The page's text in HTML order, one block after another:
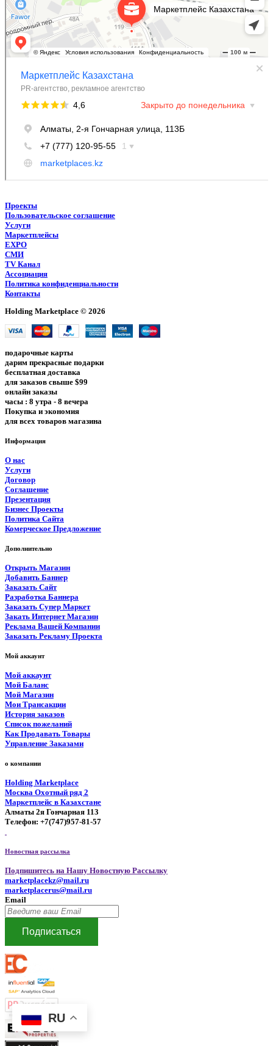
RU
Проекты
Пользовательское соглашение
Услуги
Маркетплейсы
EXPO
СМИ
TV Канал
Ассоциация
Политика конфиденциальности
Контакты
Holding Marketplace © 2026
подарочные карты
дарим прекрасные подарки
бесплатная доставка
для заказов свыше $99
онлайн заказы
часы : 8 утра - 8 вечера
Покупка и экономия
для всех товаров магазина
Информация
О нас
Услуги
Договор
Соглашение
Презентация
Бизнес Проекты
Политика Сайта
Комерческое Предложение
Дополнительно
Открыть Магазин
Добавить Баннер
Заказать Сайт
Разработка Баннера
Заказать Супер Маркет
Закать Интернет Магазин
Реклама Вашей Компании
Заказать Рекламу Проекта
Мой аккаунт
Мой аккаунт
Мой Баланс
Мой Магазин
Мои Трансакции
История заказов
Список пожеланий
Как Продавать Товары
Управление Заказами
о компании
Holding Marketplace
Москва Охотный ряд 2
Маркетплейс в Казахстане
Алматы 2я Гончарная 113
Телефон: +7(747)957-81-57
Новостная рассылка
Подпишитесь на Нашу Новостную Рассылку
marketplacekz@mail.ru
marketplacerus@mail.ru
Email
Подписаться